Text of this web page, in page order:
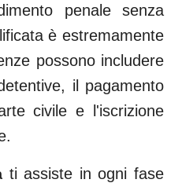
penale senza
è estremamente
possono includere
il pagamento
civile e l'iscrizione
ti assiste in ogni fase